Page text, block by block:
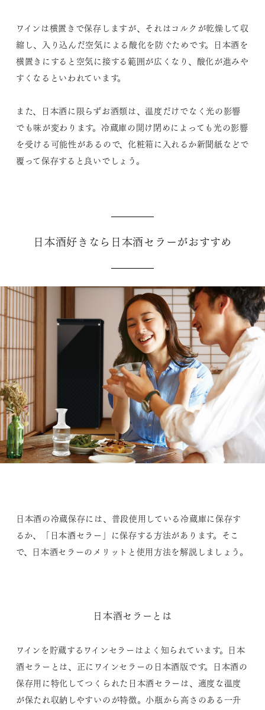
ワインは横置きで保存しますが、それはコルクが乾燥して収
縮し、入り込んだ空気による酸化を防ぐためです。日本酒を
横置きにすると空気に接する範囲が広くなり、酸化が進みや
すくなるといわれています。
また、日本酒に限らずお酒類は、温度だけでなく光の影響
でも味が変わります。冷蔵庫の開け閉めによっても光の影響
を受ける可能性があるので、化粧箱に入れるか新聞紙などで
覆って保存すると良いでしょう。
日本酒好きなら日本酒セラーがおすすめ
日本酒の冷蔵保存には、普段使用している冷蔵庫に保存す
るか、「日本酒セラー」に保存する方法があります。そこ
で、日本酒セラーのメリットと使用方法を解説しましょう。
日本酒セラーとは
ワインを貯蔵するワインセラーはよく知られています。日本
酒セラーとは、正にワインセラーの日本酒版です。日本酒の
保存用に特化してつくられた日本酒セラーは、適度な温度
が保たれ収納しやすいのが特徴。小瓶から高さのある一升